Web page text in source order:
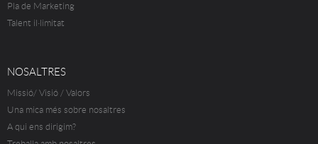
Pla de Marketing
Talent il·limitat
NOSALTRES
Missió/ Visió / Valors
Una mica més sobre nosaltres
A qui ens dirigim?